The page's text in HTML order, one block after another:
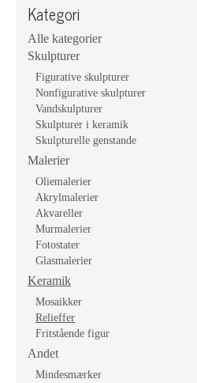
Kategori
Alle kategorier
Skulpturer
Figurative skulpturer
Nonfigurative skulpturer
Vandskulpturer
Skulpturer i keramik
Skulpturelle genstande
Malerier
Oliemalerier
Akrylmalerier
Akvareller
Murmalerier
Fotostater
Glasmalerier
Keramik
Mosaikker
Relieffer
Fritstående figur
Andet
Mindesmærker